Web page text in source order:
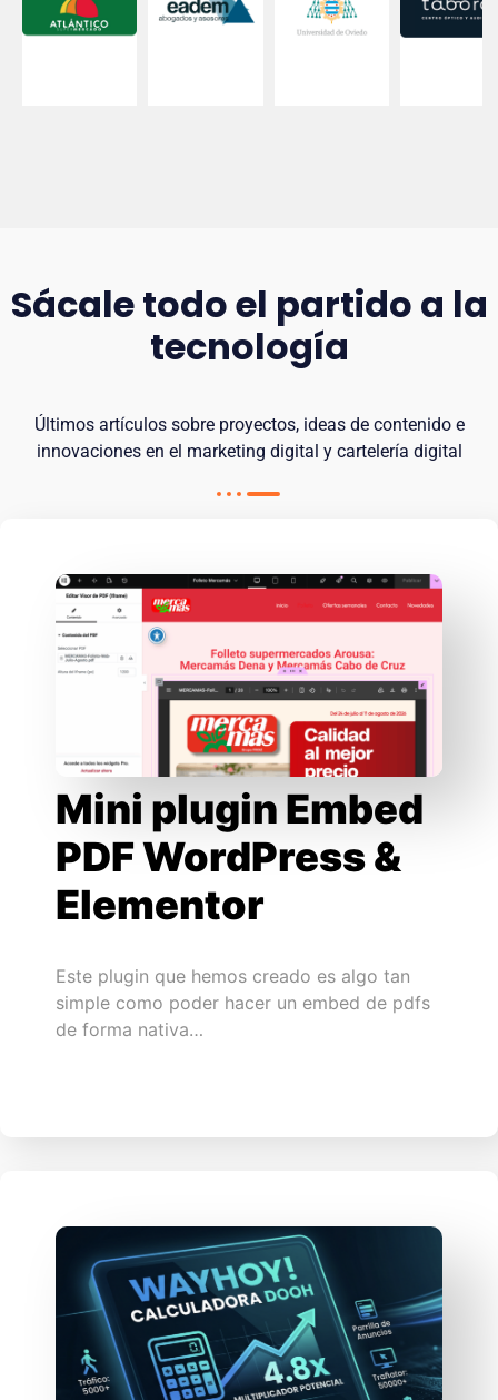
Sácale todo el partido a la
tecnología
Últimos artículos sobre proyectos, ideas de contenido e
innovaciones en el marketing digital y cartelería digital
Mini plugin Embed
PDF WordPress &
Elementor
Este plugin que hemos creado es algo tan
simple como poder hacer un embed de pdfs
de forma nativa…